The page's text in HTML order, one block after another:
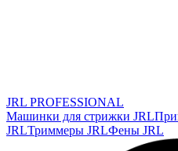
JRL PROFESSIONAL
Машинки для стрижки JRL
JRLТриммеры JRLФены JRL